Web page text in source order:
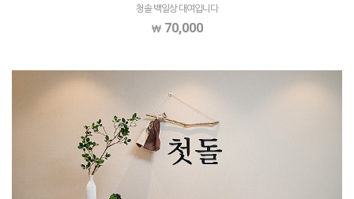
청솔 백일상 대여입니다
70,000